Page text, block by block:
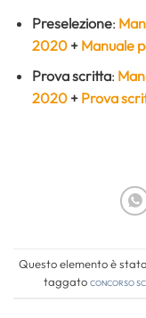
Preselezione:
2020+ Manuale
Prova scritta:
2020+ Prova
Questo elemento è
taggatoconcorso